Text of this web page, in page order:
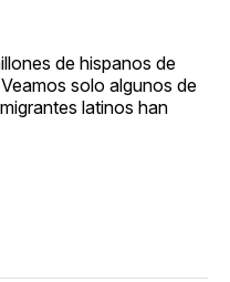
de hispanos de
solo algunos de
latinos han